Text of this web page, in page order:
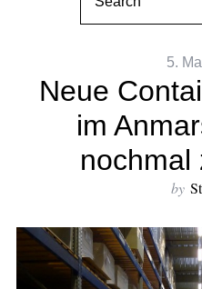
5.
Neue
im
nochmal
by